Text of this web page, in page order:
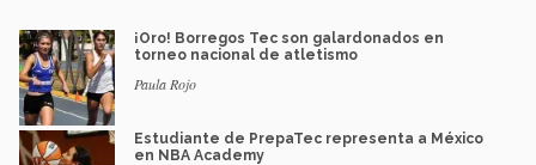
¡Oro! Borregos Tec son galardonados en
torneo nacional de atletismo
Paula Rojo
Estudiante de PrepaTec representa a México
en NBA Academy